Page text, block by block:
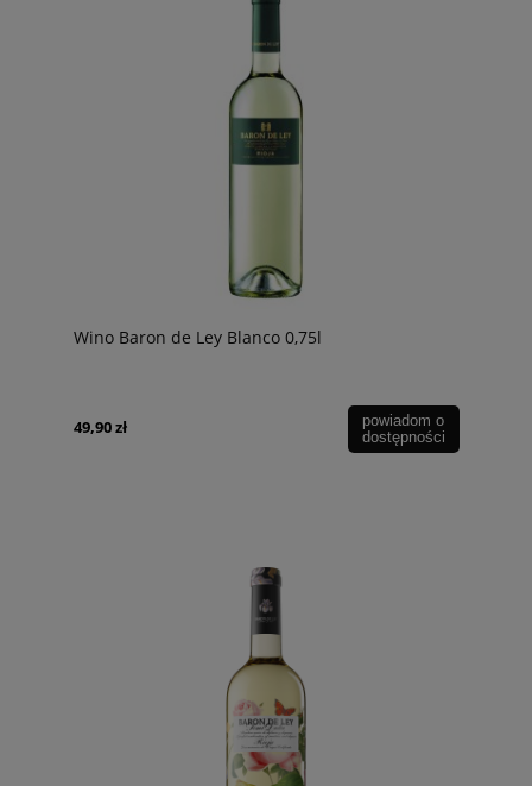
Wino Baron de Ley Blanco 0,75l
49,90 zł
powiadom o
dostępności